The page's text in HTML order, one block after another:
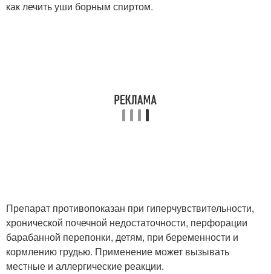
как лечить уши борным спиртом.
Препарат противопоказан при гиперчувствительности,
хронической почечной недостаточности, перфорации
барабанной перепонки, детям, при беременности и
кормлению грудью. Применение может вызывать
местные и аллергические реакции.